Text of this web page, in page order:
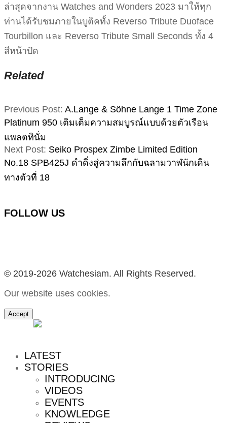
ล่าสุดจากงาน Watches and Wonders 2023 มาให้ทุก
ท่านได้รับชมภายในบูติคทั้ง Reverso Tribute Duoface
Tourbillon และ Reverso Tribute Small Seconds ทั้ง 4
สีหน้าปัด
Related
2023-
08-
Previous Post: A.Lange & Söhne Lange 1 Time Zone
Platinum 950 เติมเต็มความสมบูรณ์แบบด้วยตัวเรือน
แพลตทินั่ม
Next Post: Seiko Prospex Zimbe Limited Edition
No.18 SPB425J ดำดิ่งสู่ความลึกกับฉลามวาฬนักเดิน
ทางตัวที่ 18
FOLLOW US
© 2019-2026 Watchesiam. All Rights Reserved.
Our website uses cookies.
Accept
LATEST
STORIES
INTRODUCING
VIDEOS
EVENTS
KNOWLEDGE